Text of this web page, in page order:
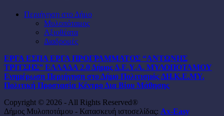
Περιήγηση στο Δήμο
Μυλοπόταμος
Αξιοθέατα
Διαδρομές
ΕΡΓΑ ΕΣΠΑ ΕΡΓΑ ΠΡΟΓΡΑΜΜΑΤΟΣ “ΑΝΤΩΝΗΣ
ΤΡΙΤΣΗΣ” ΕΛΛΑΔΑ 2.0ΔήμοςΔ.Ε.Υ.Α. ΜΥΛΟΠΟΤΑΜΟΥ
Ενημέρωση Περιήγηση στο Δήμο ΠολιτισμόςΔΗ.Κ.Ε.ΜΥ.
Πολιτική Προστασία Κέντρο Δια Βίου Μάθησης
Copyright © 2026 - All Rights Reserved®
Δήμος Μυλοποτάμου - Κατασκευή ιστοσελίδας: Ax-Easy